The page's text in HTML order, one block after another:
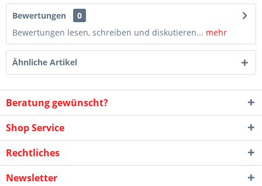
Bewertungen
0
Bewertungen lesen, schreiben und diskutieren... mehr
Ähnliche Artikel
Beratung gewünscht?
Shop Service
Rechtliches
Newsletter